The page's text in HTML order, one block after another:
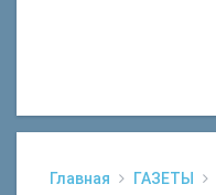
Главная ГАЗЕТЫ